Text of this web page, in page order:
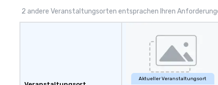
2 andere Veranstaltungsorten entsprachen Ihren
Aktueller Veranstaltungsort